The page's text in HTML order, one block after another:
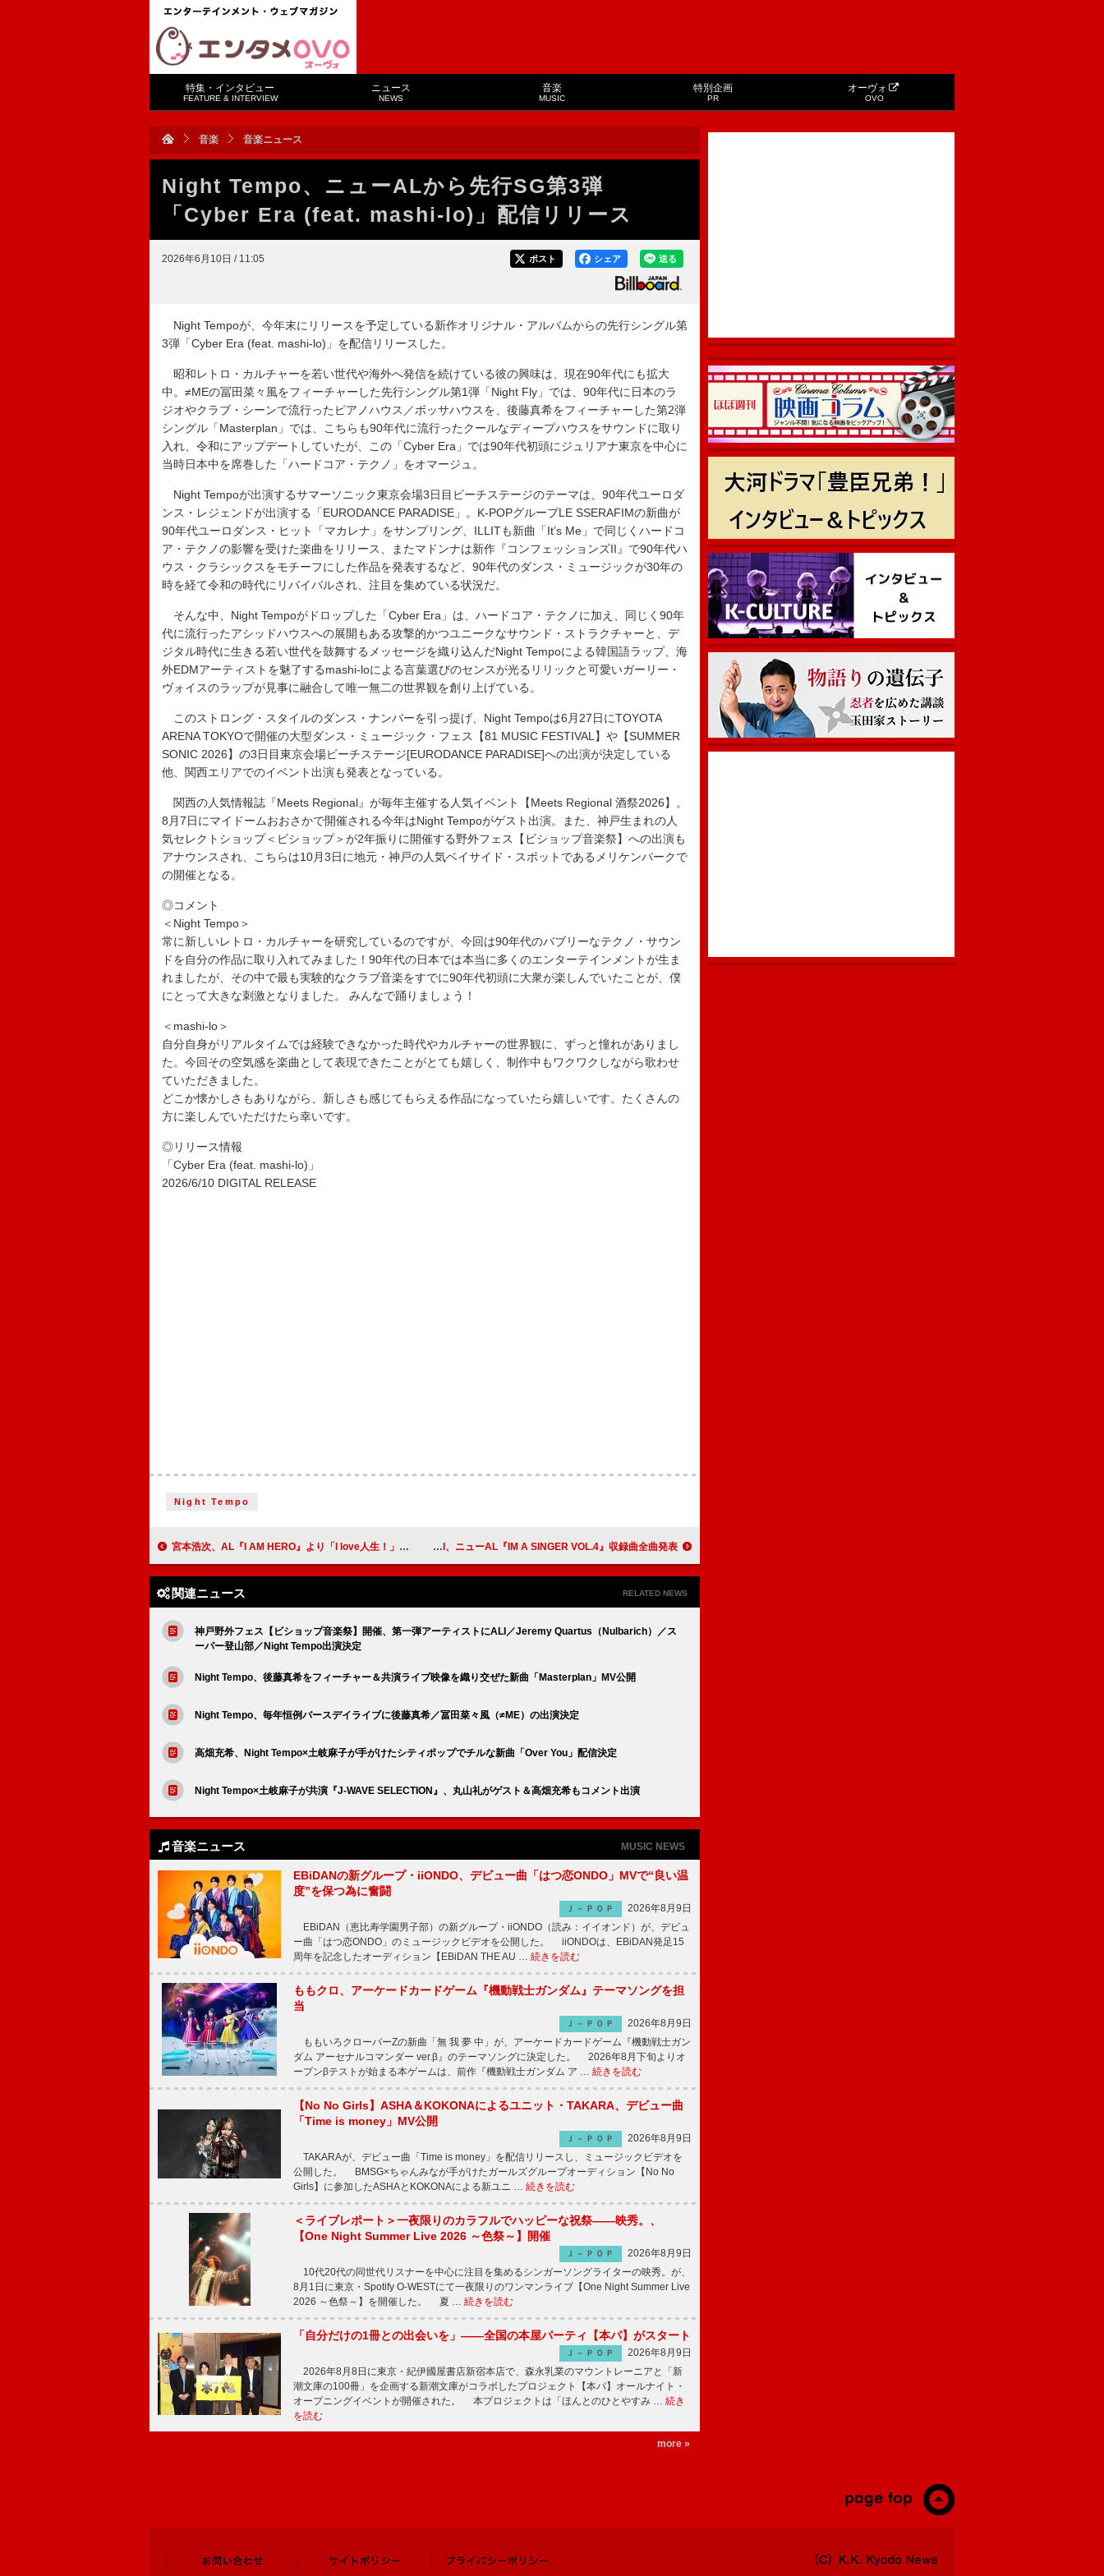
特集・インタビュー
FEATURE & INTERVIEW
ニュース
NEWS
音楽
MUSIC
特別企画
PR
オーヴォ
OVO
音楽 音楽ニュース
Night Tempo、ニューALから先行SG第3弾
「Cyber Era (feat. mashi-lo)」配信リリース
2026年6月10日 / 11:05 送る
シェア
ポスト
Night Tempoが、今年末にリリースを予定している新作オリジナル・アルバムからの先行シングル第
3弾「Cyber Era (feat. mashi-lo)」を配信リリースした。
昭和レトロ・カルチャーを若い世代や海外へ発信を続けている彼の興味は、現在90年代にも拡大
中。≠MEの冨田菜々風をフィーチャーした先行シングル第1弾「Night Fly」では、90年代に日本のラ
ジオやクラブ・シーンで流行ったピアノハウス／ボッサハウスを、後藤真希をフィーチャーした第2弾
シングル「Masterplan」では、こちらも90年代に流行ったクールなディープハウスをサウンドに取り
入れ、令和にアップデートしていたが、この「Cyber Era」では90年代初頭にジュリアナ東京を中心に
当時日本中を席巻した「ハードコア・テクノ」をオマージュ。
Night Tempoが出演するサマーソニック東京会場3日目ビーチステージのテーマは、90年代ユーロダ
ンス・レジェンドが出演する「EURODANCE PARADISE」。K-POPグループLE SSERAFIMの新曲が
90年代ユーロダンス・ヒット「マカレナ」をサンプリング、ILLITも新曲「It’s Me」で同じくハードコ
ア・テクノの影響を受けた楽曲をリリース、またマドンナは新作『コンフェッションズII』で90年代ハ
ウス・クラシックスをモチーフにした作品を発表するなど、90年代のダンス・ミュージックが30年の
時を経て令和の時代にリバイバルされ、注目を集めている状況だ。
そんな中、Night Tempoがドロップした「Cyber Era」は、ハードコア・テクノに加え、同じく90年
代に流行ったアシッドハウスへの展開もある攻撃的かつユニークなサウンド・ストラクチャーと、デ
ジタル時代に生きる若い世代を鼓舞するメッセージを織り込んだNight Tempoによる韓国語ラップ、海
外EDMアーティストを魅了するmashi-loによる言葉選びのセンスが光るリリックと可愛いガーリー・
ヴォイスのラップが見事に融合して唯一無二の世界観を創り上げている。
このストロング・スタイルのダンス・ナンバーを引っ提げ、Night Tempoは6月27日にTOYOTA
ARENA TOKYOで開催の大型ダンス・ミュージック・フェス【81 MUSIC FESTIVAL】や【SUMMER
SONIC 2026】の3日目東京会場ビーチステージ[EURODANCE PARADISE]への出演が決定している
他、関西エリアでのイベント出演も発表となっている。
関西の人気情報誌『Meets Regional』が毎年主催する人気イベント【Meets Regional 酒祭2026】。
8月7日にマイドームおおさかで開催される今年はNight Tempoがゲスト出演。また、神戸生まれの人
気セレクトショップ＜ビショップ＞が2年振りに開催する野外フェス【ビショップ音楽祭】への出演も
アナウンスされ、こちらは10月3日に地元・神戸の人気ベイサイド・スポットであるメリケンパークで
の開催となる。
◎コメント
＜Night Tempo＞
常に新しいレトロ・カルチャーを研究しているのですが、今回は90年代のバブリーなテクノ・サウン
ドを自分の作品に取り入れてみました！90年代の日本では本当に多くのエンターテインメントが生ま
れましたが、その中で最も実験的なクラブ音楽をすでに90年代初頭に大衆が楽しんでいたことが、僕
にとって大きな刺激となりました。 みんなで踊りましょう！
＜mashi-lo＞
自分自身がリアルタイムでは経験できなかった時代やカルチャーの世界観に、ずっと憧れがありまし
た。今回その空気感を楽曲として表現できたことがとても嬉しく、制作中もワクワクしながら歌わせ
ていただきました。
どこか懐かしさもありながら、新しさも感じてもらえる作品になっていたら嬉しいです。たくさんの
方に楽しんでいただけたら幸いです。
◎リリース情報
「Cyber Era (feat. mashi-lo)」
2026/6/10 DIGITAL RELEASE
Night Tempo
宮本浩次、AL『I AM HERO』より「I love人生！」MV公開 Toshl、ニューAL『IM A SINGER VOL.4』収録曲全曲発表
関連ニュース RELATED NEWS
神戸野外フェス【ビショップ音楽祭】開催、第一弾アーティストにALI／Jeremy Quartus（Nulbarich）／ス
ーパー登山部／Night Tempo出演決定
Night Tempo、後藤真希をフィーチャー＆共演ライブ映像を織り交ぜた新曲「Masterplan」MV公開
Night Tempo、毎年恒例バースデイライブに後藤真希／冨田菜々風（≠ME）の出演決定
高畑充希、Night Tempo×土岐麻子が手がけたシティポップでチルな新曲「Over You」配信決定
Night Tempo×土岐麻子が共演『J-WAVE SELECTION』、丸山礼がゲスト＆高畑充希もコメント出演
音楽ニュース MUSIC NEWS
EBiDANの新グループ・iiONDO、デビュー曲「はつ恋ONDO」MVで“良い温
度”を保つ為に奮闘
Ｊ－ＰＯＰ
2026年8月9日
EBiDAN（恵比寿学園男子部）の新グループ・iiONDO（読み：イイオンド）が、デビュ
ー曲「はつ恋ONDO」のミュージックビデオを公開した。 iiONDOは、EBiDAN発足15
周年を記念したオーディション【EBiDAN THE AU … 続きを読む
ももクロ、アーケードカードゲーム『機動戦士ガンダム』テーマソングを担
当
Ｊ－ＰＯＰ
2026年8月9日
ももいろクローバーZの新曲「無 我 夢 中」が、アーケードカードゲーム『機動戦士ガン
ダム アーセナルコマンダー ver.β』のテーマソングに決定した。 2026年8月下旬よりオ
ープンβテストが始まる本ゲームは、前作『機動戦士ガンダム ア … 続きを読む
【No No Girls】ASHA＆KOKONAによるユニット・TAKARA、デビュー曲
「Time is money」MV公開
Ｊ－ＰＯＰ
2026年8月9日
TAKARAが、デビュー曲「Time is money」を配信リリースし、ミュージックビデオを
公開した。 BMSG×ちゃんみなが手がけたガールズグループオーディション【No No
Girls】に参加したASHAとKOKONAによる新ユニ … 続きを読む
＜ライブレポート＞一夜限りのカラフルでハッピーな祝祭――映秀。、
【One Night Summer Live 2026 ～色祭～】開催
Ｊ－ＰＯＰ
2026年8月9日
10代20代の同世代リスナーを中心に注目を集めるシンガーソングライターの映秀。が、
8月1日に東京・Spotify O-WESTにて一夜限りのワンマンライブ【One Night Summer Live
2026 ～色祭～】を開催した。 夏 … 続きを読む
「自分だけの1冊との出会いを」――全国の本屋パーティ【本パ】がスタート
Ｊ－ＰＯＰ
2026年8月9日
2026年8月8日に東京・紀伊國屋書店新宿本店で、森永乳業のマウントレーニアと「新
潮文庫の100冊」を企画する新潮文庫がコラボしたプロジェクト【本パ】オールナイト・
オープニングイベントが開催された。 本プロジェクトは「ほんとのひとやすみ … 続き
を読む
more »